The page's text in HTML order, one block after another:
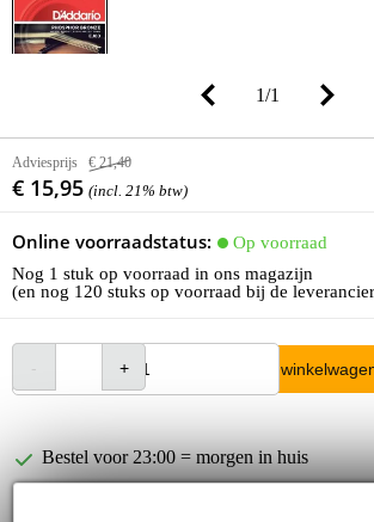
1/1
Adviesprijs € 21,40
€ 15,95 (incl. 21% btw)
Online voorraadstatus:
Op voorraad
Nog 1 stuk op voorraad in ons magazijn
(en nog 120 stuks op voorraad bij de
In
Bestel voor 23:00 = morgen in huis